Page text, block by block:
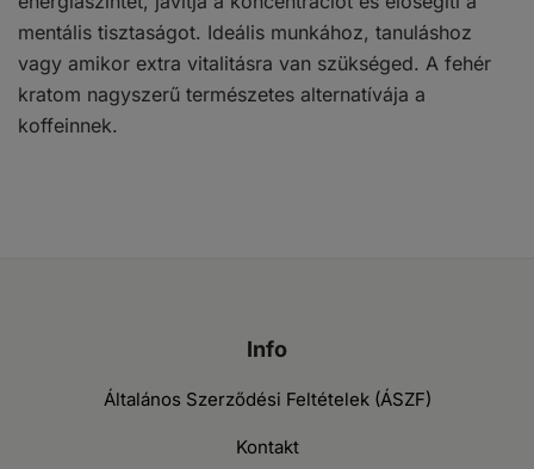
mentális tisztaságot. Ideális munkához, tanuláshoz
vagy amikor extra vitalitásra van szükséged. A fehér
kratom nagyszerű természetes alternatívája a
koffeinnek.
Info
Általános Szerződési Feltételek (ÁSZF)
Kontakt